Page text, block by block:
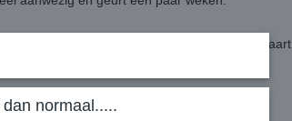
te bevestigen door het elastiek aan de geurkaart.
VW Patent product.
normaal.....